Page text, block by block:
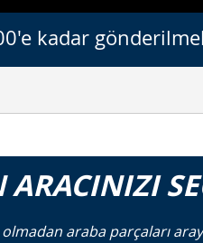
kadar
ARACINIZI
olmadan araba parçaları